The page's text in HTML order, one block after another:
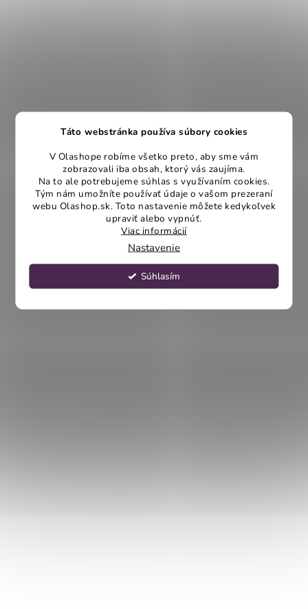
Táto webstránka používa súbory cookies
V Olashope robíme všetko preto, aby sme vám
zobrazovali iba obsah, ktorý vás zaujíma.
Na to ale potrebujeme súhlas s využívaním cookies.
Tým nám umožníte používať údaje o vašom prezeraní
webu Olashop.sk. Toto nastavenie môžete kedykoľvek
upraviť alebo vypnúť.
Viac informácií
Nastavenie
Súhlasím